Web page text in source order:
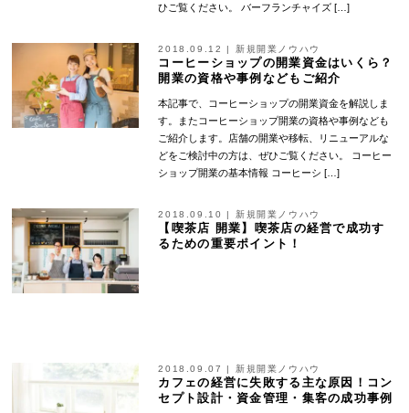
ひご覧ください。 バーフランチャイズ […]
2018.09.12 | 新規開業ノウハウ
コーヒーショップの開業資金はいくら？
開業の資格や事例などもご紹介
本記事で、コーヒーショップの開業資金を解説しま
す。またコーヒーショップ開業の資格や事例なども
ご紹介します。店舗の開業や移転、リニューアルな
どをご検討中の方は、ぜひご覧ください。 コーヒー
ショップ開業の基本情報 コーヒーシ […]
2018.09.10 | 新規開業ノウハウ
【喫茶店 開業】喫茶店の経営で成功す
るための重要ポイント！
2018.09.07 | 新規開業ノウハウ
カフェの経営に失敗する主な原因！コン
セプト設計・資金管理・集客の成功事例